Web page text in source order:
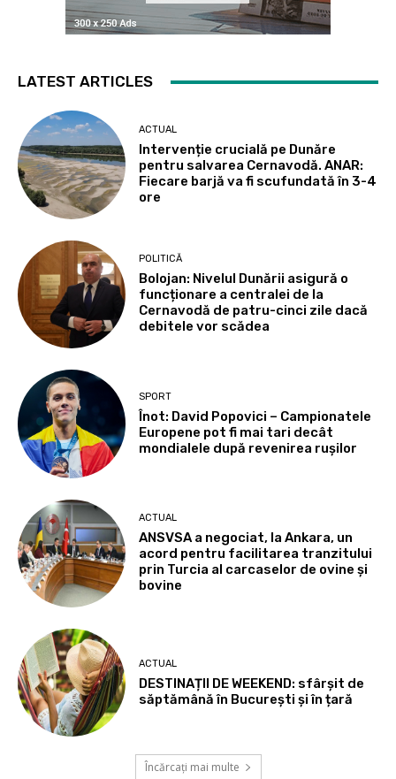
LATEST ARTICLES
ACTUAL
Intervenție crucială pe Dunăre
pentru salvarea Cernavodă. ANAR:
Fiecare barjă va fi scufundată în 3-4
ore
POLITICĂ
Bolojan: Nivelul Dunării asigură o
funcționare a centralei de la
Cernavodă de patru-cinci zile dacă
debitele vor scădea
SPORT
Înot: David Popovici – Campionatele
Europene pot fi mai tari decât
mondialele după revenirea rușilor
ACTUAL
ANSVSA a negociat, la Ankara, un
acord pentru facilitarea tranzitului
prin Turcia al carcaselor de ovine și
bovine
ACTUAL
DESTINAȚII DE WEEKEND: sfârșit de
săptămână în București și în țară
Încărcați mai multe